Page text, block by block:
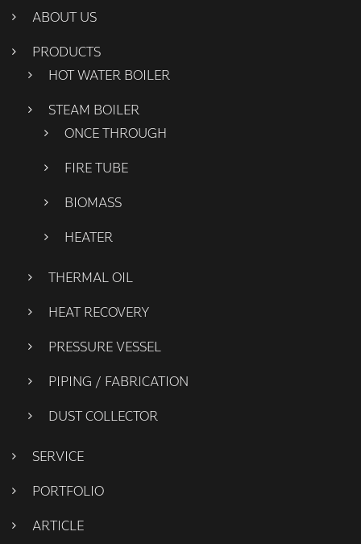
ABOUT US
PRODUCTS
HOT WATER BOILER
STEAM BOILER
ONCE THROUGH
FIRE TUBE
BIOMASS
HEATER
THERMAL OIL
HEAT RECOVERY
PRESSURE VESSEL
PIPING / FABRICATION
DUST COLLECTOR
SERVICE
PORTFOLIO
ARTICLE